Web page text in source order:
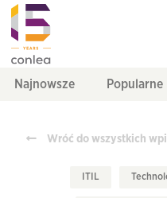
Najnowsze Popularne
Wróć do wszystkich
ITIL